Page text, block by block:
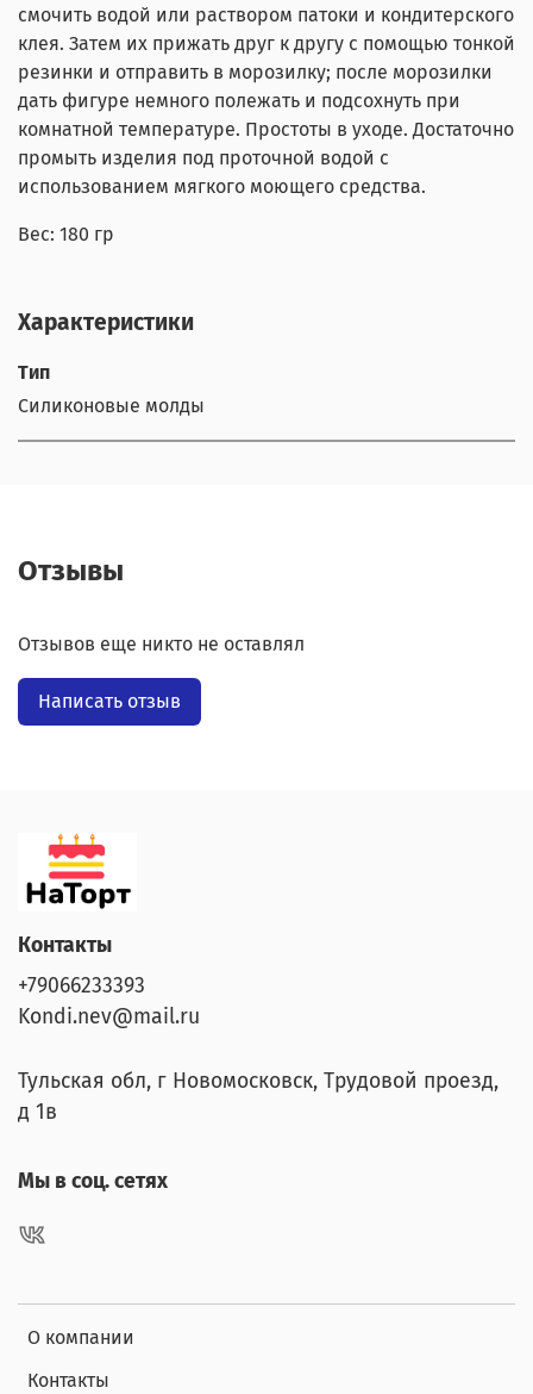
смочить водой или раствором патоки и кондитерского
клея. Затем их прижать друг к другу с помощью тонкой
резинки и отправить в морозилку; после морозилки
дать фигуре немного полежать и подсохнуть при
комнатной температуре. Простоты в уходе. Достаточно
промыть изделия под проточной водой с
использованием мягкого моющего средства.
Вес: 180 гр
Характеристики
Тип
Силиконовые молды
Отзывы
Отзывов еще никто не оставлял
Написать отзыв
О компании
Контакты
Контакты
+79066233393
Kondi.nev@mail.ru
Тульская обл, г Новомосковск, Трудовой проезд,
д 1в
Мы в соц. сетях